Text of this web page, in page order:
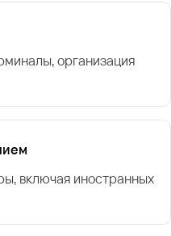
организация
включая иностранных